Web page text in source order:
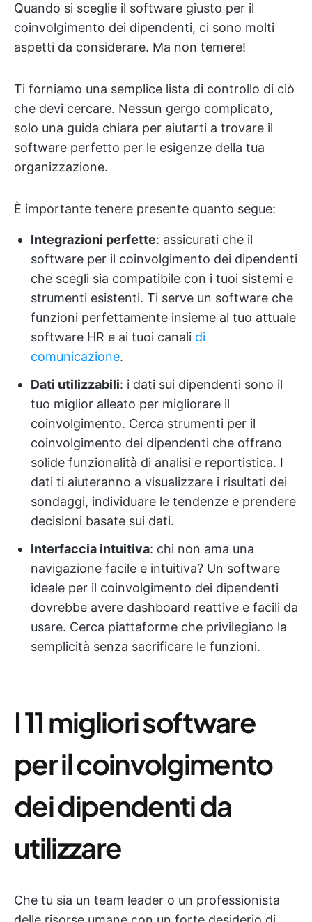
Quando si sceglie il software giusto per il
coinvolgimento dei dipendenti, ci sono molti
aspetti da considerare. Ma non temere!
Ti forniamo una semplice lista di controllo di ciò
che devi cercare. Nessun gergo complicato,
solo una guida chiara per aiutarti a trovare il
software perfetto per le esigenze della tua
organizzazione.
È importante tenere presente quanto segue:
Integrazioni perfette: assicurati che il
software per il coinvolgimento dei dipendenti
che scegli sia compatibile con i tuoi sistemi e
strumenti esistenti. Ti serve un software che
funzioni perfettamente insieme al tuo attuale
software HR e ai tuoi canali di
comunicazione.
Dati utilizzabili: i dati sui dipendenti sono il
tuo miglior alleato per migliorare il
coinvolgimento. Cerca strumenti per il
coinvolgimento dei dipendenti che offrano
solide funzionalità di analisi e reportistica. I
dati ti aiuteranno a visualizzare i risultati dei
sondaggi, individuare le tendenze e prendere
decisioni basate sui dati.
Interfaccia intuitiva: chi non ama una
navigazione facile e intuitiva? Un software
ideale per il coinvolgimento dei dipendenti
dovrebbe avere dashboard reattive e facili da
usare. Cerca piattaforme che privilegiano la
semplicità senza sacrificare le funzioni.
I 11 migliori software
per il coinvolgimento
dei dipendenti da
utilizzare
Che tu sia un team leader o un professionista